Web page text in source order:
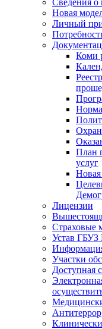
Сведения о
Новая
Личный
Коми
План
услуг
Лицензии
Страховые
Устав
Участки
Доступная
Антитеррор